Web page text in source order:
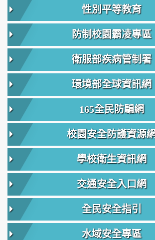
性別平等教育
防制校園霸凌專區
衛服部疾病管制署
環境部全球資訊網
165全民防騙網
校園安全防護資源網
學校衛生資訊網
交通安全入口網
全民安全指引
水域安全專區